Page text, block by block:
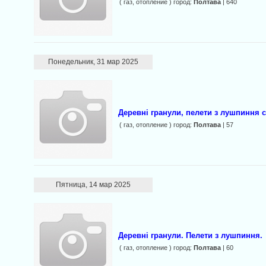
( газ, отопление ) город:Полтава | 640
Понедельник, 31 мар 2025
Деревні гранули, пелети з лушпиння
( газ, отопление ) город:Полтава | 57
Пятница, 14 мар 2025
Деревні гранули. Пелети з лушпиння.
( газ, отопление ) город:Полтава | 60